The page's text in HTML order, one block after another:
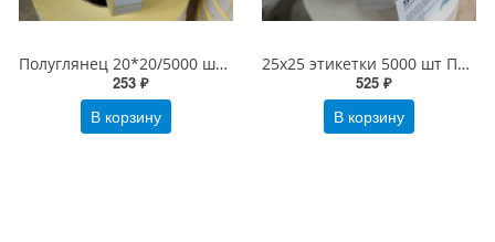
Полуглянец 20*20/5000 шт ТермоТрансферные этикетки Честный знак Бумага (20х20 Полуглянец) Для маркировки воды и молочки
253 ₽
В корзину
25х25 этикетки 5000 шт Полипропиленовые белые PP, вт 40 или 76мм
525 ₽
В корзину